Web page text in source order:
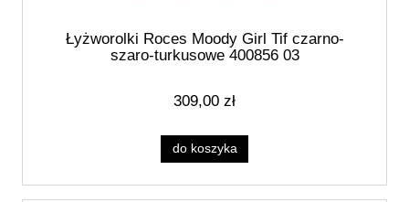
Łyżworolki Roces Moody Girl Tif czarno-
szaro-turkusowe 400856 03
309,00 zł
do koszyka